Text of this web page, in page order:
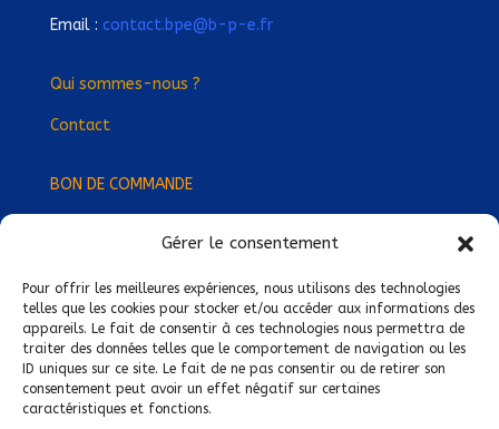
Gérer le consentement
Pour offrir les meilleures expériences, nous utilisons des technologies
telles que les cookies pour stocker et/ou accéder aux informations des
appareils. Le fait de consentir à ces technologies nous permettra de
traiter des données telles que le comportement de navigation ou les
ID uniques sur ce site. Le fait de ne pas consentir ou de retirer son
consentement peut avoir un effet négatif sur certaines
caractéristiques et fonctions.
Email : contact.bpe@b-p-e.fr
Qui sommes-nous ?
Contact
BON DE COMMANDE
Devenez Délégué·e Régional·e !
Trouvez-nous près de chez vous !
Mentions légales
Conditions générales de vente
Politique de confidentialité